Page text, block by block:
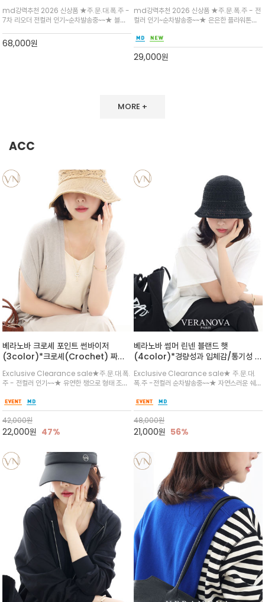
md강력추천 2026 신상품 ★주.문.대.폭.주 -
7차 리오더 전컬러 인기~순차발송중~~★ 블랙,
라 담백하게 매치하기 좋으며, 가볍고 유연한 소
재감이 데일리 코디 완성
68,000원
코백
md강력추천 2026 신상품 ★주.문.폭.주 - 전
컬러 인기~순차발송중~~★ 은은한 플라워톤이
고급스럽게 내추럴한 감성의 천연 오가닉 코튼소
재/내부 포켓과 VERANOVA 자수 디테일이 더
해져 완성
29,000원
MORE +
ACC
베라노바 크로셰 포인트 썬바이저
(3color)*크로셰(Crochet) 짜임
포인트가 있는 썬바이저/내추럴하고 페
미닌한 무드를 연출/벨크로 타입이라 휴
대도 간편
Exclusive Clearance sale★주.문.대.폭.
주 - 전컬러 인기~~★ 유연한 챙으로 형태 조절
말아 휴대하기 좋고, 챙의 모양을 살짝 바꿀 수 있
는 스타일/데일리부터 휴양지까지 스타일과 실
용성을 모두 갖춘 아이템
42,000원
22,000원 47%
베라노바 썸머 린넨 블랜드 햇
(4color)*경량성과 입체감/통기성 좋
은 짜임과 가벼운 착용감으로 여름 내내
쾌적하게 착용/ 뒷트임 있어서 헤어스타
일링에도 편하게 쓰실수 있습니다
Exclusive Clearance sale★ 주.문.대.
폭.주 -전컬러 순차발송중~~★ 자연스러운 쉐입
련된 포인트/베이직한 컬러 구성으로 어떤 스타
일에도 손쉽게 매치되며, 휴양지부터 일상까지 활
용도 높은 아이템
48,000원
21,000원 56%